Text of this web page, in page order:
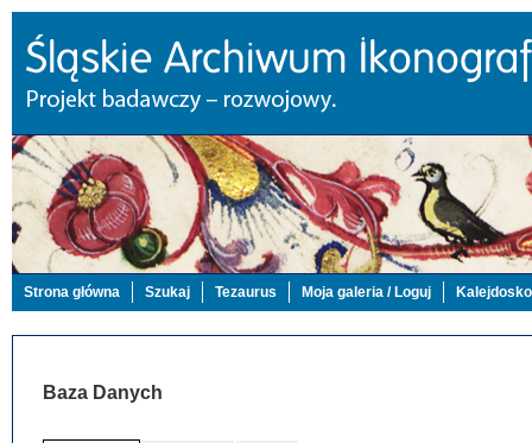
Strona główna Szukaj Tezaurus Moja galeria / Loguj
Baza Danych